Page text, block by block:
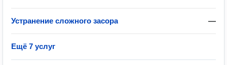
Устранение сложного засора —
Ещё 7 услуг